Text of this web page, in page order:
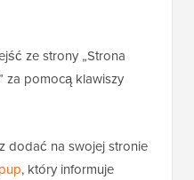
ze strony „Strona
za pomocą klawiszy
dodać na swojej stronie
, który informuje